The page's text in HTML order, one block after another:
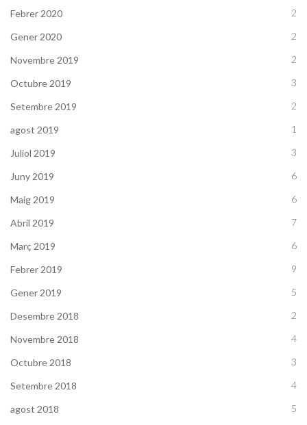
Febrer 2020 2
Gener 2020 2
Novembre 2019 2
Octubre 2019 3
Setembre 2019 2
agost 2019 1
Juliol 2019 3
Juny 2019 6
Maig 2019 6
Abril 2019 7
Març 2019 6
Febrer 2019 9
Gener 2019 5
Desembre 2018 2
Novembre 2018 4
Octubre 2018 3
Setembre 2018 4
agost 2018 5